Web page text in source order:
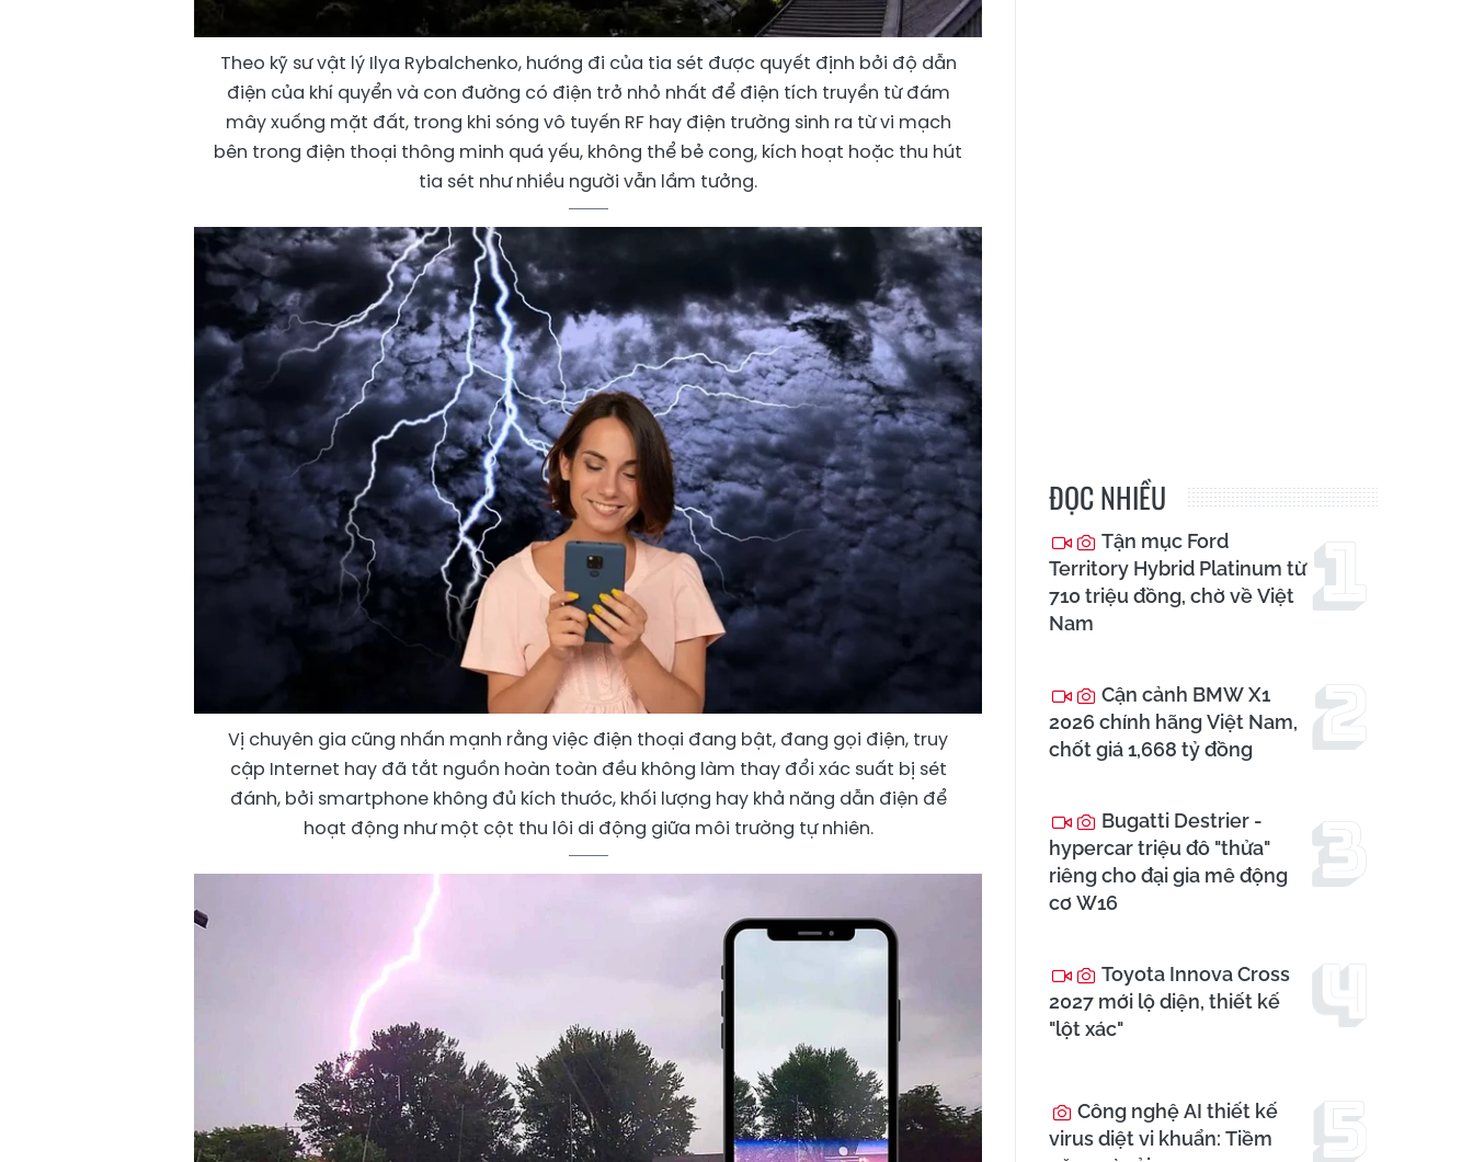
Theo kỹ sư vật lý Ilya Rybalchenko, hướng đi của tia sét được quyết định bởi độ dẫn
điện của khí quyển và con đường có điện trở nhỏ nhất để điện tích truyền từ đám
mây xuống mặt đất, trong khi sóng vô tuyến RF hay điện trường sinh ra từ vi mạch
bên trong điện thoại thông minh quá yếu, không thể bẻ cong, kích hoạt hoặc thu hút
tia sét như nhiều người vẫn lầm tưởng.
Vị chuyên gia cũng nhấn mạnh rằng việc điện thoại đang bật, đang gọi điện, truy
cập Internet hay đã tắt nguồn hoàn toàn đều không làm thay đổi xác suất bị sét
đánh, bởi smartphone không đủ kích thước, khối lượng hay khả năng dẫn điện để
hoạt động như một cột thu lôi di động giữa môi trường tự nhiên.
ĐỌC NHIỀU
Tận mục Ford
Territory Hybrid Platinum từ
710 triệu đồng, chờ về Việt
Nam
Cận cảnh BMW X1
2026 chính hãng Việt Nam,
chốt giá 1,668 tỷ đồng
Bugatti Destrier -
hypercar triệu đô "thửa"
riêng cho đại gia mê động
cơ W16
Toyota Innova Cross
2027 mới lộ diện, thiết kế
"lột xác"
Công nghệ AI thiết kế
virus diệt vi khuẩn: Tiềm